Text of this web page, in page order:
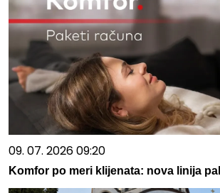
09. 07. 2026 09:20
Komfor po meri klijenata: nova linija